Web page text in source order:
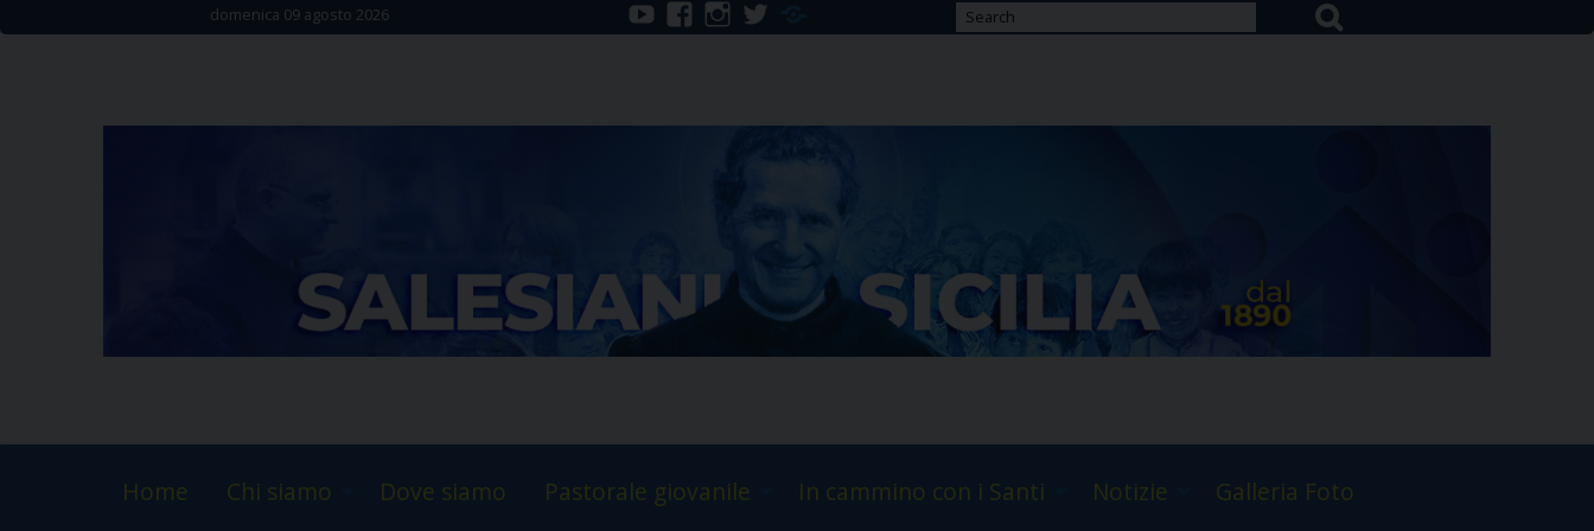
to
domenica 09 agosto 2026
youtubefacebook
instagram
twitterTelegram
Home Chi siamo Dove siamo Pastorale giovanile In cammino con i Santi Notizie Galleria Foto